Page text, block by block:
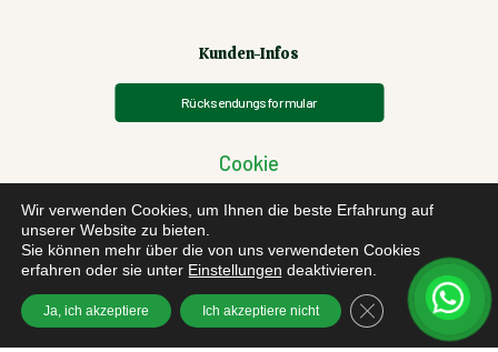
Kunden-Infos
Rücksendungsformular
Cookie
Datenschutzbestimmungen
Allgemeinen Geschäftsbedingungen
Datenschutz-Grundverordnung
Streitigkeiten zwischen EU-Käufern
Wir verwenden Cookies, um Ihnen die beste Erfahrung auf
unserer Website zu bieten.
Sie können mehr über die von uns verwendeten Cookies
erfahren oder sie unter Einstellungen deaktivieren.
Ja, ich akzeptiere Ich akzeptiere nicht GDPR Cookie-